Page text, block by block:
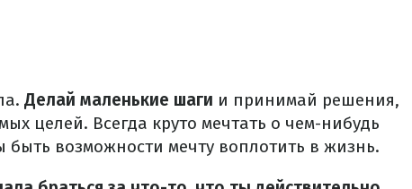
Делай маленькие шаги и принимай решения,
целей. Всегда круто мечтать о чем-нибудь
возможности мечту воплотить в жизнь.